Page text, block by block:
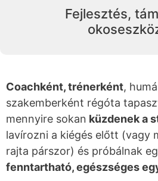
Fejlesztés,
Coachként, trénerként,
szakemberként régóta
mennyire sokan küzdenek a
lavírozni a kiégés előtt (vagy
rajta párszor) és próbálnak
fenntartható, egészséges